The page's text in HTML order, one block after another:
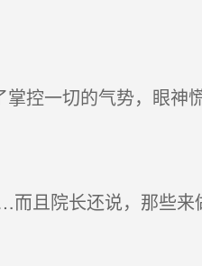
控一切的气势，眼神慌
且院长还说，那些来